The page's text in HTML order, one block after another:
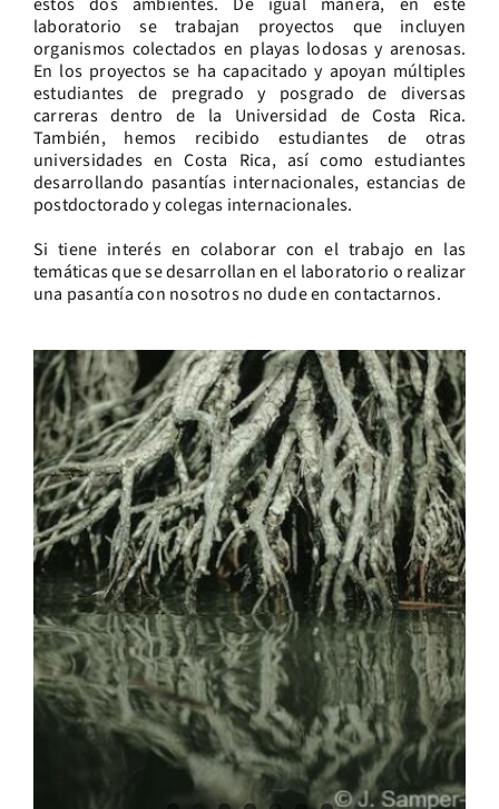
laboratorio se trabajan proyectos que incluyen
organismos colectados en playas lodosas y arenosas.
En los proyectos se ha capacitado y apoyan múltiples
estudiantes de pregrado y posgrado de diversas
carreras dentro de la Universidad de Costa Rica.
También, hemos recibido estudiantes de otras
universidades en Costa Rica, así como estudiantes
desarrollando pasantías internacionales, estancias de
postdoctorado y colegas internacionales.
Si tiene interés en colaborar con el trabajo en las
temáticas que se desarrollan en el laboratorio o realizar
una pasantía con nosotros no dude en contactarnos.